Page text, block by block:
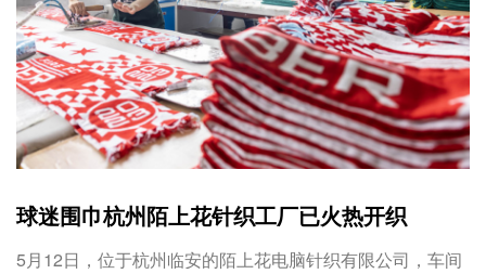
球迷围巾杭州陌上花针织工厂已火热开织
5月12日，位于杭州临安的陌上花电脑针织有限公司，车间